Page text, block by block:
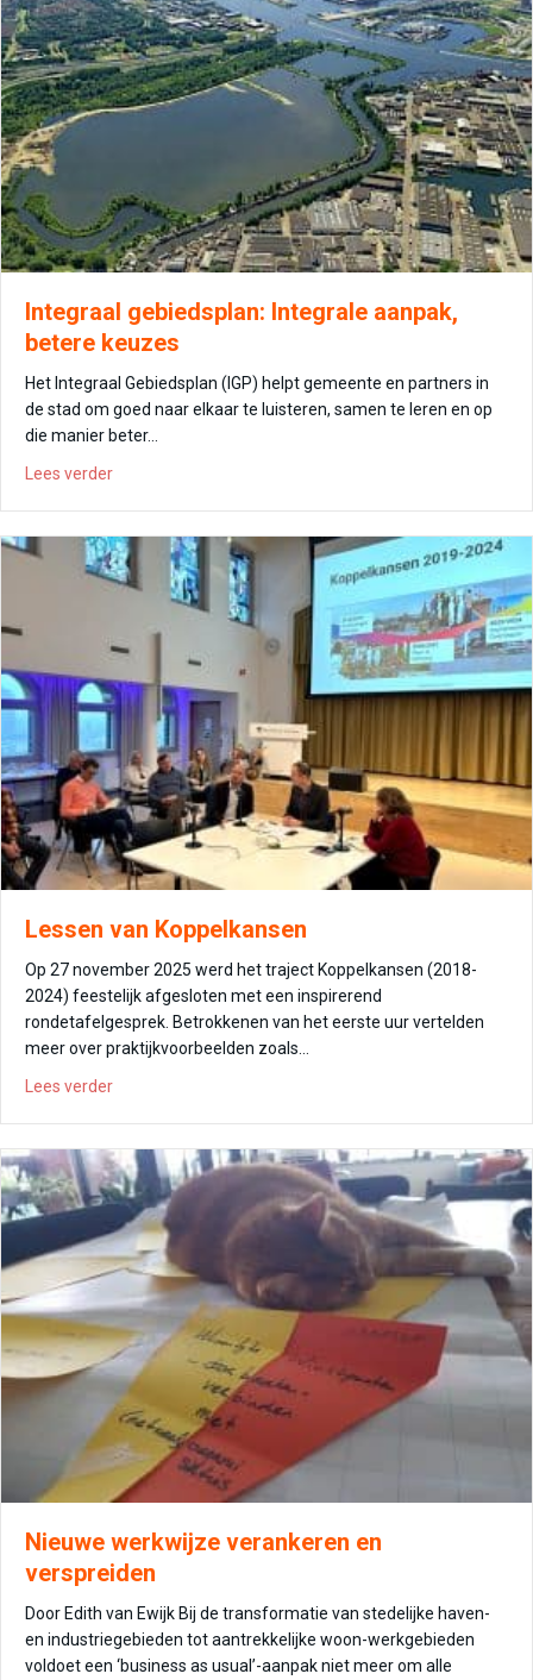
Integraal gebiedsplan: Integrale aanpak,
betere keuzes
Het Integraal Gebiedsplan (IGP) helpt gemeente en partners in
de stad om goed naar elkaar te luisteren, samen te leren en op
die manier beter…
Lees verderabout Integraal gebiedsplan: Integrale aanpak, betere
Lessen van Koppelkansen
Op 27 november 2025 werd het traject Koppelkansen (2018-
2024) feestelijk afgesloten met een inspirerend
rondetafelgesprek. Betrokkenen van het eerste uur vertelden
meer over praktijkvoorbeelden zoals…
Lees verderabout Lessen van Koppelkansen
Nieuwe werkwijze verankeren en
verspreiden
Door Edith van Ewijk Bij de transformatie van stedelijke haven-
en industriegebieden tot aantrekkelijke woon-werkgebieden
voldoet een ‘business as usual’-aanpak niet meer om alle